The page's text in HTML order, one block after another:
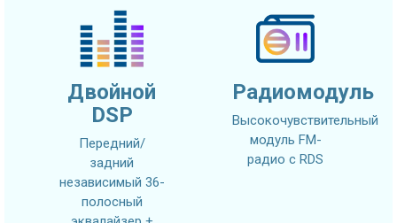
Двойной
DSP
Передний/
задний
независимый 36-
полосный
Радиомодуль
Высокочувствительный
модуль FM-
радио с RDS